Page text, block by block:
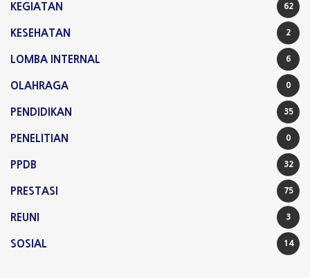
KEGIATAN 62
KESEHATAN 2
LOMBA INTERNAL 6
OLAHRAGA 0
PENDIDIKAN 35
PENELITIAN 0
PPDB 32
PRESTASI 75
REUNI 3
SOSIAL 14